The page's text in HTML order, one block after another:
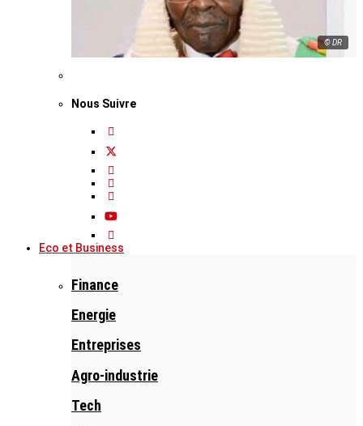
© DR
Nous Suivre
Eco et Business
Finance
Energie
Entreprises
Agro-industrie
Tech